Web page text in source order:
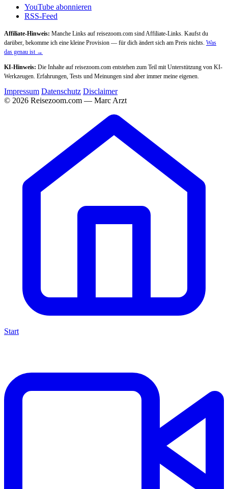
YouTube abonnieren
RSS-Feed
Affiliate-Hinweis: Manche Links auf reisezoom.com sind Affiliate-Links. Kaufst du
darüber, bekomme ich eine kleine Provision — für dich ändert sich am Preis nichts. Was
das genau ist →
KI-Hinweis: Die Inhalte auf reisezoom.com entstehen zum Teil mit Unterstützung von KI-
Werkzeugen. Erfahrungen, Tests und Meinungen sind aber immer meine eigenen.
Impressum Datenschutz Disclaimer
© 2026 Reisezoom.com — Marc Arzt
Start